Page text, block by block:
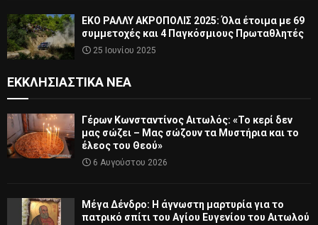
ΕΚΟ ΡΑΛΛΥ ΑΚΡΟΠΟΛΙΣ 2025: Όλα έτοιμα με 69
συμμετοχές και 4 Παγκόσμιους Πρωταθλητές
25 Ιουνίου 2025
ΕΚΚΛΗΣΙΑΣΤΙΚΆ ΝΈΑ
Γέρων Κωνσταντίνος Αιτωλός: «Το κερί δεν
μας σώζει – Μας σώζουν τα Μυστήρια και το
έλεος του Θεού»
6 Αυγούστου 2026
Μέγα Δένδρο: Η άγνωστη μαρτυρία για το
πατρικό σπίτι του Αγίου Ευγενίου του Αιτωλού